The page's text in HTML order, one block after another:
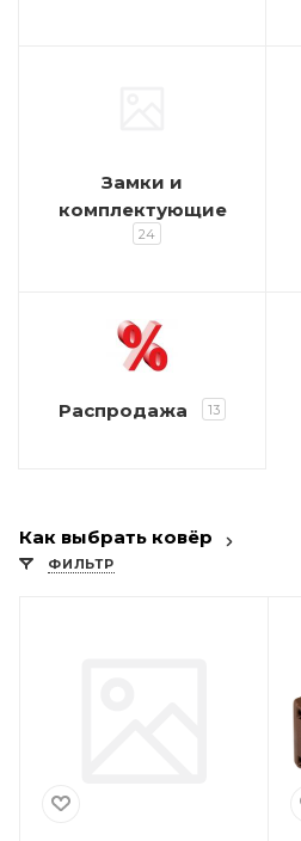
Замки и
комплектующие
24
Распродажа 13
Как выбрать ковёр
ФИЛЬТР